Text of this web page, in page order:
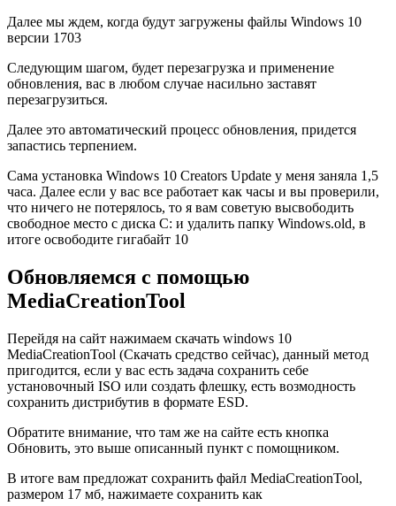
Далее мы ждем, когда будут загружены файлы Windows 10
версии 1703
Следующим шагом, будет перезагрузка и применение
обновления, вас в любом случае насильно заставят
перезагрузиться.
Далее это автоматический процесс обновления, придется
запастись терпением.
Сама установка Windows 10 Creators Update у меня заняла 1,5
часа. Далее если у вас все работает как часы и вы проверили,
что ничего не потерялось, то я вам советую высвободить
свободное место с диска C: и удалить папку Windows.old, в
итоге освободите гигабайт 10
Обновляемся с помощью
MediaCreationTool
Перейдя на сайт нажимаем скачать windows 10
MediaCreationTool (Скачать средство сейчас), данный метод
пригодится, если у вас есть задача сохранить себе
установочный ISO или создать флешку, есть возмодность
сохранить дистрибутив в формате ESD.
Обратите внимание, что там же на сайте есть кнопка
Обновить, это выше описанный пункт с помощником.
В итоге вам предложат сохранить файл MediaCreationTool,
размером 17 мб, нажимаете сохранить как